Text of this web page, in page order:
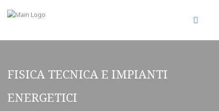
FISICA TECNICA E IMPIANTI
ENERGETICI